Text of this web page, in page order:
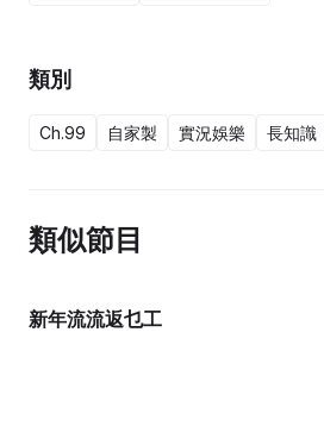
類別
Ch.99 自家製 實況娛樂 長知識
類似節目
新年流流返乜工